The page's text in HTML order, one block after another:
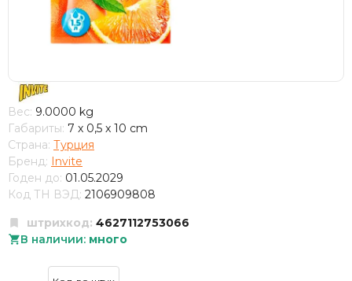
Вес: 9.0000 kg
Габариты: 7 x 0,5 x 10 cm
Страна: Турция
Бренд: Invite
Годен до: 01.05.2029
Код ТН ВЭД: 2106909808
штрихкод: 4627112753066
В наличии: много